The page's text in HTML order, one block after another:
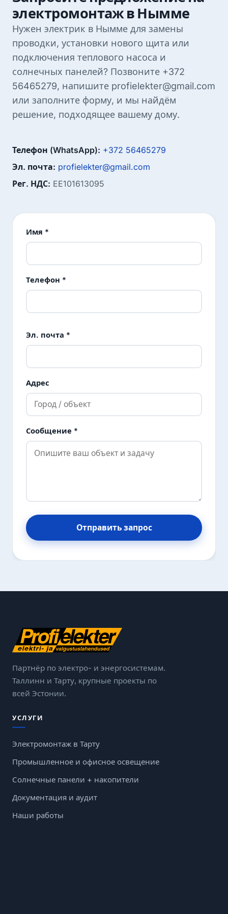
электромонтаж в Нымме
Нужен электрик в Нымме для замены
проводки, установки нового щита или
подключения теплового насоса и
солнечных панелей? Позвоните +372
56465279, напишите profielekter@gmail.com
или заполните форму, и мы найдём
решение, подходящее вашему дому.
Телефон (WhatsApp): +372 56465279
Эл. почта: profielekter@gmail.com
Рег. НДС: EE101613095
Имя *
Телефон *
Эл. почта *
Адрес
Сообщение *
Отправить запрос
Партнёр по электро- и энергосистемам.
Таллинн и Тарту, крупные проекты по
всей Эстонии.
УСЛУГИ
Электромонтаж в Тарту
Промышленное и офисное освещение
Солнечные панели + накопители
Документация и аудит
Наши работы